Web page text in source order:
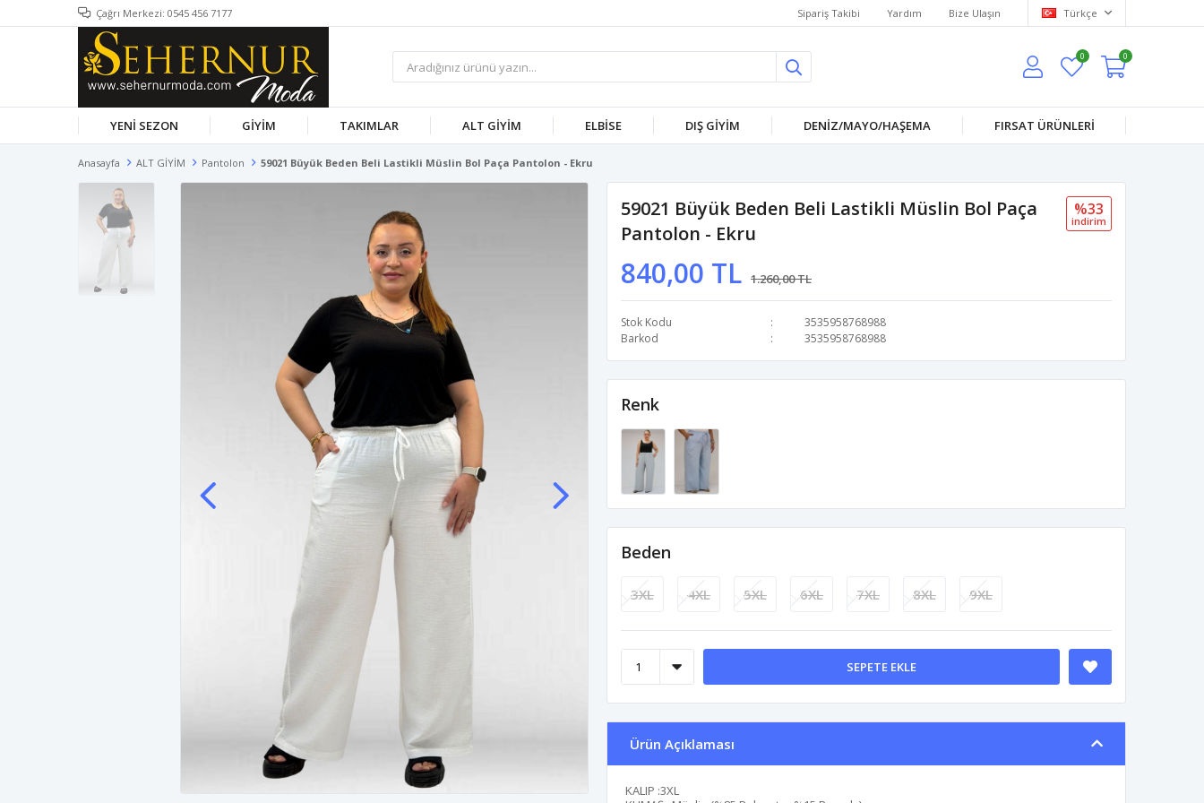
Çağrı Merkezi: 0545 456 7177 Sipariş Takibi Yardım Bize Ulaşın Türkçe
0 0
YENİ SEZON GİYİM TAKIMLAR ALT GİYİM ELBİSE DIŞ GİYİM DENİZ/MAYO/HAŞEMA FIRSAT ÜRÜNLERİ
Anasayfa ALT GİYİM Pantolon 59021 Büyük Beden Beli Lastikli Müslin Bol Paça Pantolon - Ekru
59021 Büyük Beden Beli Lastikli Müslin Bol Paça
Pantolon - Ekru
840,00 TL 1.260,00 TL
%33
i̇ndi̇ri̇m
Stok Kodu
3535958768988
Barkod
3535958768988
Renk
Beden
3XL 4XL 5XL 6XL 7XL 8XL 9XL
SEPETE EKLE
Ürün Açıklaması
KALIP :3XL